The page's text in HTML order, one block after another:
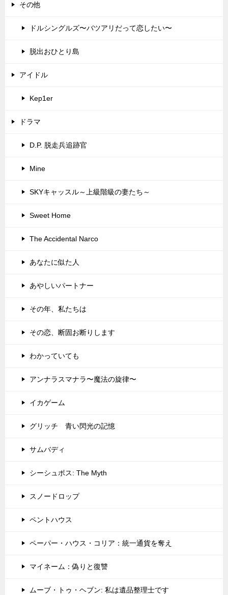
その他
ドルシングルズ〜バツアリだって恋したい〜
脱出おひとり島
アイドル
Kep1er
ドラマ
D.P. 脱走兵追跡官
Mine
SKYキャッスル～上級階級の妻たち～
Sweet Home
The Accidental Narco
あなたに似た人
あやしいパートナー
その年、私たちは
その恋、断固お断りします
わかっていても
アンナラスマナラ〜魔法の旋律〜
イカゲーム
グリッチ 青い閃光の記憶
サムバディ
シーシュポス: The Myth
スノードロップ
ペントハウス
ペーパー・ハウス・コリア：統一通貨を奪え
マイネーム：偽りと復讐
ムーブ・トゥ・ヘブン: 私は遺品整理士です